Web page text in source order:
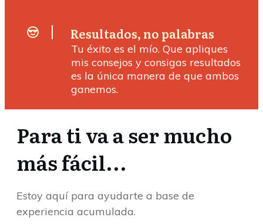
Resultados, no palabras
Tu éxito es el mío. Que apliques
mis consejos y consigas resultados
es la única manera de que ambos
ganemos.
Para ti va a ser mucho
más fácil...
Estoy aquí para ayudarte a base de
experiencia acumulada.